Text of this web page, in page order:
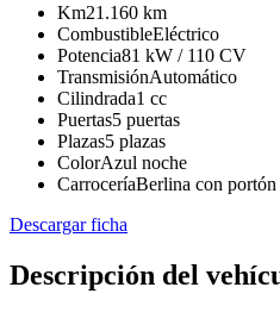
Km21.160 km
CombustibleEléctrico
Potencia81 kW / 110 CV
TransmisiónAutomático
Cilindrada1 cc
Puertas5 puertas
Plazas5 plazas
ColorAzul noche
CarroceríaBerlina con portón
Descargar ficha
Descripción del